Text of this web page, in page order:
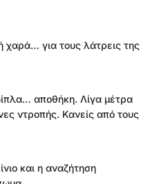
χαρά… για τους λάτρεις της
αποθήκη. Λίγα μέτρα
ντροπής. Κανείς από τους
και η αναζήτηση